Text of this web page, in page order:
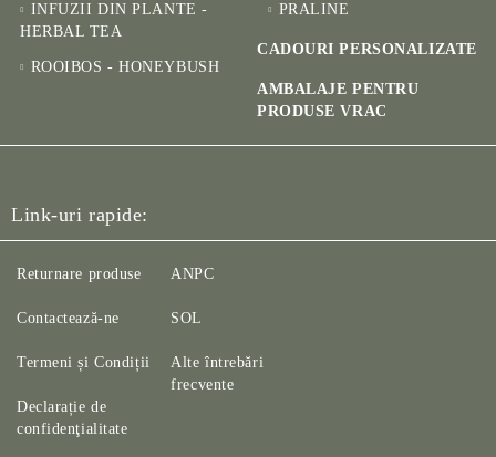
INFUZII DIN PLANTE -
HERBAL TEA
ROOIBOS - HONEYBUSH
PRALINE
CADOURI PERSONALIZATE
AMBALAJE PENTRU
PRODUSE VRAC
Link-uri rapide:
Returnare produse
Contactează-ne
Termeni și Condiții
Declarație de
confidenţialitate
ANPC
SOL
Alte întrebări
frecvente